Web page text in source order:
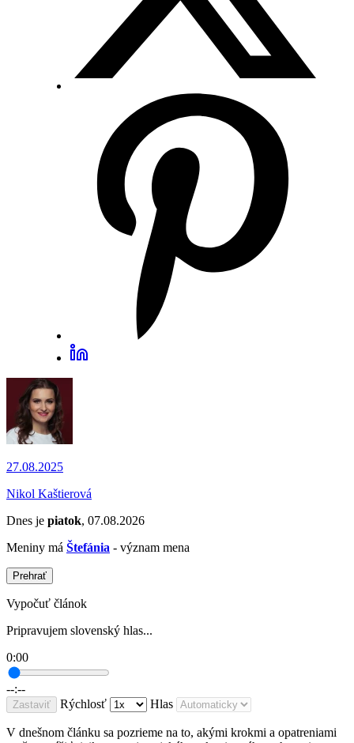
27.08.2025
Nikol Kaštierová
Dnes je piatok, 07.08.2026
Meniny má Štefánia - význam mena
Prehrať
Vypočuť článok
Pripravujem slovenský hlas...
0:00
--:--
Zastaviť Rýchlosť Hlas
V dnešnom článku sa pozrieme na to, akými krokmi a opatreniami